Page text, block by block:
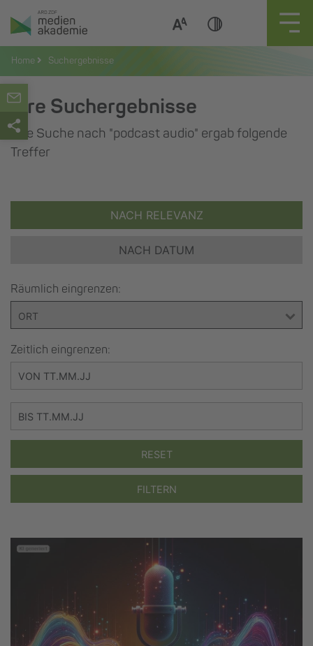
Zum
Inhalt
springen
Home Suchergebnisse
Ihre Suchergebnisse
Ihre Suche nach "podcast audio" ergab folgende
Treffer
NACH RELEVANZ
NACH DATUM
Räumlich eingrenzen:
Zeitlich eingrenzen:
RESET
FILTERN